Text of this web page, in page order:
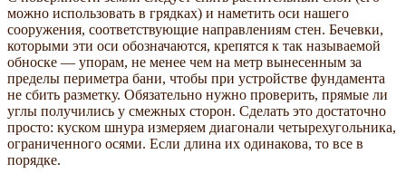
можно использовать в грядках) и наметить оси нашего
сооружения, соответствующие направлениям стен. Бечевки,
которыми эти оси обозначаются, крепятся к так называемой
обноске — упорам, не менее чем на метр вынесенным за
пределы периметра бани, чтобы при устройстве фундамента
не сбить разметку. Обязательно нужно проверить, прямые ли
углы получились у смежных сторон. Сделать это достаточно
просто: куском шнура измеряем диагонали четырехугольника,
ограниченного осями. Если длина их одинакова, то все в
порядке.